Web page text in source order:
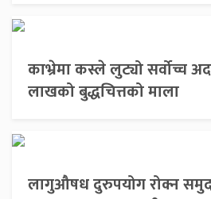
काभ्रेमा कस्ले लुट्यो सर्वोच्च
लाखको बुद्धचित्तको माला
लागुऔषध दुरुपयोग रोक्न